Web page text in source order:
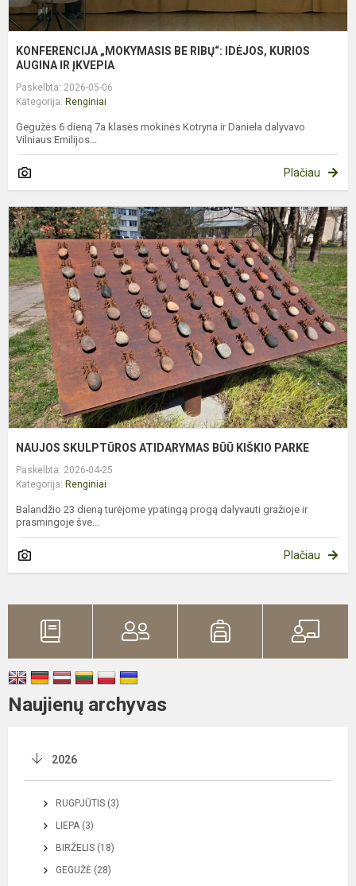
KONFERENCIJA „MOKYMASIS BE RIBŲ“: IDĖJOS, KURIOS
AUGINA IR ĮKVEPIA
Paskelbta: 2026-05-06
Kategorija: Renginiai
Gegužės 6 dieną 7a klasės mokinės Kotryna ir Daniela dalyvavo
Vilniaus Emilijos...
Plačiau
NAUJOS SKULPTŪROS ATIDARYMAS BŪŪ KIŠKIO PARKE
Paskelbta: 2026-04-25
Kategorija: Renginiai
Balandžio 23 dieną turėjome ypatingą progą dalyvauti gražioje ir
prasmingoje šve...
Plačiau
Naujienų archyvas
2026
RUGPJŪTIS (3)
LIEPA (3)
BIRŽELIS (18)
GEGUŽĖ (28)